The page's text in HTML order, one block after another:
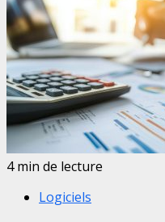
4 min de lecture
Logiciels